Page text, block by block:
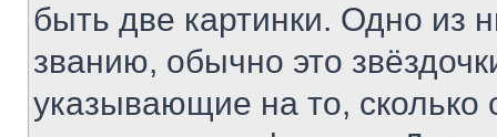
быть две картинки. Одно из
званию, обычно это
указывающие на то,